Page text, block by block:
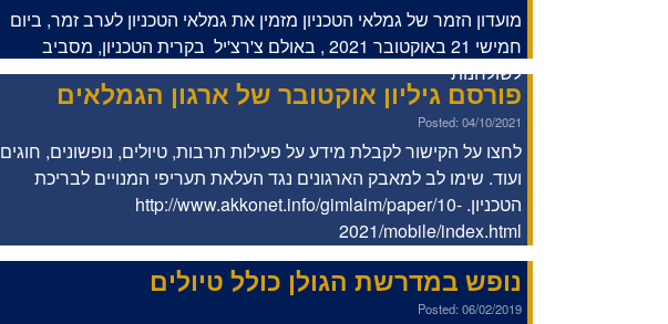
מועדון הזמר של גמלאי הטכניון מזמין את גמלאי הטכניון לערב זמר, ביום
חמישי 21 באוקטובר 2021 , באולם צ'רצ'יל בקרית הטכניון, מסביב
לשולחנות
פורסם גיליון אוקטובר של ארגון הגמלאים
Posted: 04/10/2021
לחצו על הקישור לקבלת מידע על פעילות תרבות, טיולים, נופשונים, חוגים
ועוד. שימו לב למאבק הארגונים נגד העלאת תעריפי המנויים לבריכת
הטכניון. http://www.akkonet.info/gimlaim/paper/10-
2021/mobile/index.html
נופש במדרשת הגולן כולל טיולים
Posted: 06/02/2019